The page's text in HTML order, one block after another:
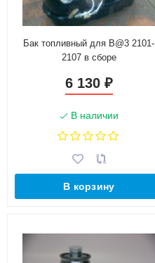
Бак топливный для B@3 2101-
2107 в сборе
6 130 ₽
В наличии
В корзину